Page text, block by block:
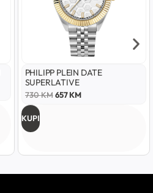
PHILIPP PLEIN DATE
SUPERLATIVE
730KM 657KM
KUPI